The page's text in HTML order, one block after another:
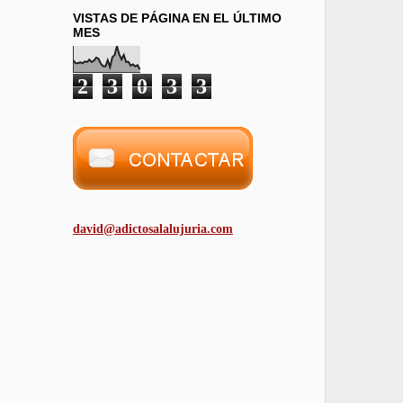
VISTAS DE PÁGINA EN EL ÚLTIMO
MES
2 3 0 3 3
david@adictosalalujuria.com